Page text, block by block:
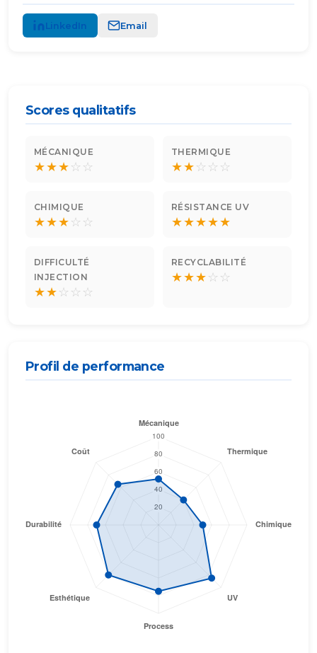
Scores qualitatifs
MÉCANIQUE
★★★☆ ☆
THERMIQUE
★★☆ ☆ ☆
CHIMIQUE
★★★☆ ☆
RÉSISTANCE UV
★★★★★
DIFFICULTÉ
INJECTION
★★☆ ☆ ☆
RECYCLABILITÉ
★★★☆ ☆
Profil de performance
LinkedIn Email